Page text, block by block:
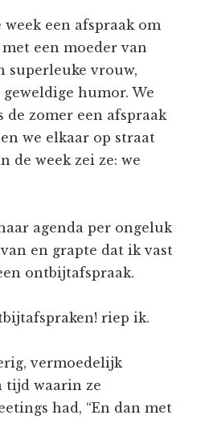
een afspraak om
een moeder van
superleuke vrouw,
humor. We
de zomer een afspraak
we elkaar op straat
de week zei ze: we
agenda per ongeluk
en grapte dat ik vast
ontbijtafspraak.
riep ik.
vermoedelijk
tijd waarin ze
had, “En dan met